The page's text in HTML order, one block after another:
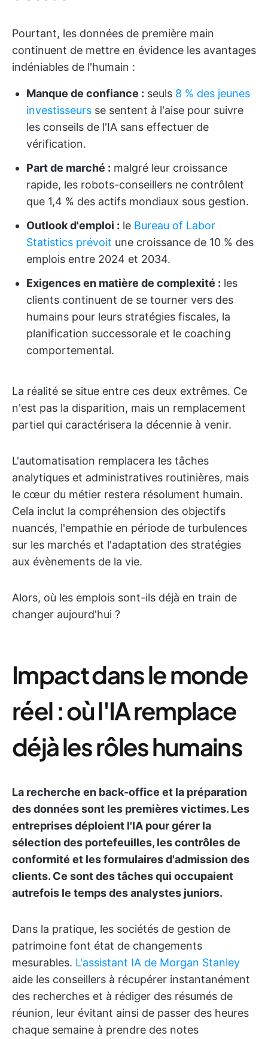
Pourtant, les données de première main
continuent de mettre en évidence les avantages
indéniables de l'humain :
Manque de confiance : seuls 8 % des jeunes
investisseurs se sentent à l'aise pour suivre
les conseils de l'IA sans effectuer de
vérification.
Part de marché : malgré leur croissance
rapide, les robots-conseillers ne contrôlent
que 1,4 % des actifs mondiaux sous gestion.
Outlook d'emploi : le Bureau of Labor
Statistics prévoit une croissance de 10 % des
emplois entre 2024 et 2034.
Exigences en matière de complexité : les
clients continuent de se tourner vers des
humains pour leurs stratégies fiscales, la
planification successorale et le coaching
comportemental.
La réalité se situe entre ces deux extrêmes. Ce
n'est pas la disparition, mais un remplacement
partiel qui caractérisera la décennie à venir.
L'automatisation remplacera les tâches
analytiques et administratives routinières, mais
le cœur du métier restera résolument humain.
Cela inclut la compréhension des objectifs
nuancés, l'empathie en période de turbulences
sur les marchés et l'adaptation des stratégies
aux évènements de la vie.
Alors, où les emplois sont-ils déjà en train de
changer aujourd'hui ?
Impact dans le monde
réel : où l'IA remplace
déjà les rôles humains
La recherche en back-office et la préparation
des données sont les premières victimes. Les
entreprises déploient l'IA pour gérer la
sélection des portefeuilles, les contrôles de
conformité et les formulaires d'admission des
clients. Ce sont des tâches qui occupaient
autrefois le temps des analystes juniors.
Dans la pratique, les sociétés de gestion de
patrimoine font état de changements
mesurables. L'assistant IA de Morgan Stanley
aide les conseillers à récupérer instantanément
des recherches et à rédiger des résumés de
réunion, leur évitant ainsi de passer des heures
chaque semaine à prendre des notes